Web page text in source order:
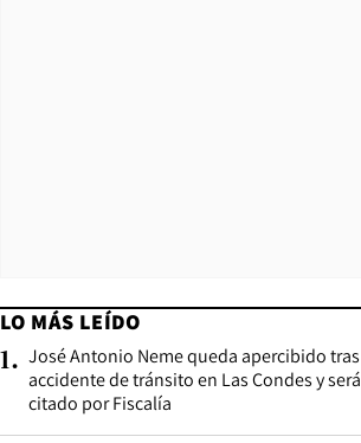
LO MÁS LEÍDO
1. José Antonio Neme queda apercibido tras
accidente de tránsito en Las Condes y será
citado por Fiscalía